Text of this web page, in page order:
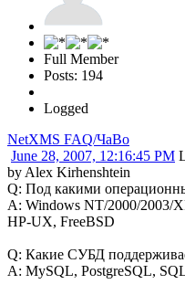
Full Member
Posts: 194
Logged
NetXMS FAQ/ЧаВо
June 28, 2007, 12:16:45 PM
by Alex Kirhenshtein
Q: Под какими
A: Windows NT/2000/2003/
HP-UX, FreeBSD
Q: Какие СУБД
A: MySQL, PostgreSQL,